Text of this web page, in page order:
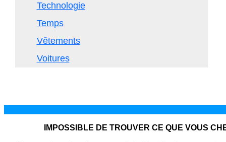
Technologie
Temps
Vêtements
Voitures
IMPOSSIBLE DE TROUVER CE QUE VOUS